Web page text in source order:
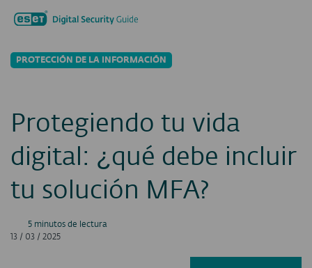
PROTECCIÓN DE LA INFORMACIÓN
Protegiendo tu vida
digital: ¿qué debe incluir
tu solución MFA?
5 minutos de lectura
13 / 03 / 2025